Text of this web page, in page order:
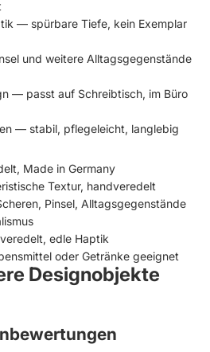
— spürbare Tiefe, kein Exemplar
und weitere Alltagsgegenstände
— passt auf Schreibtisch, im Büro
— stabil, pflegeleicht, langlebig
Made in Germany
Textur, handveredelt
Pinsel, Alltagsgegenstände
edle Haptik
oder Getränke geeignet
Designobjekte